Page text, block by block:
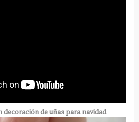
decoración de uñas para navidad